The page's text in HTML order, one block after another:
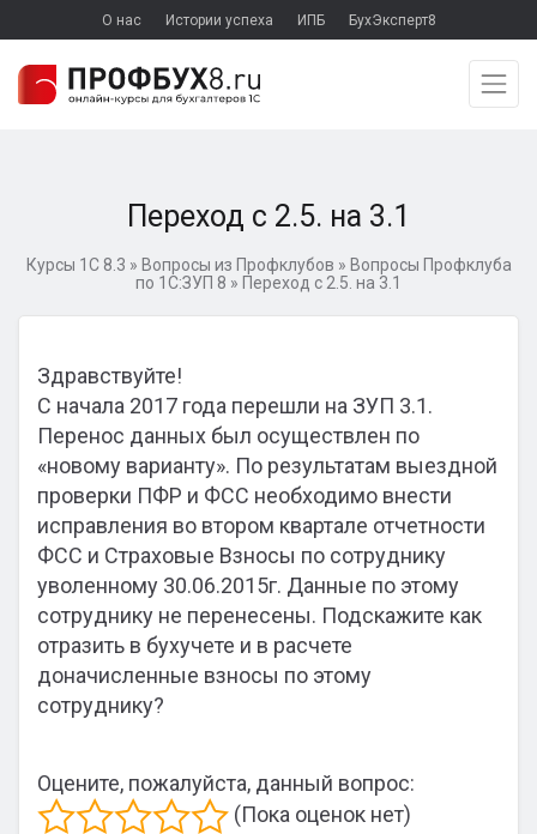
О нас Истории успеха ИПБ БухЭксперт8
Переход с 2.5. на 3.1
Курсы 1С 8.3 » Вопросы из Профклубов » Вопросы Профклуба
по 1С:ЗУП 8 » Переход с 2.5. на 3.1
Здравствуйте!
С начала 2017 года перешли на ЗУП 3.1.
Перенос данных был осуществлен по
«новому варианту». По результатам выездной
проверки ПФР и ФСС необходимо внести
исправления во втором квартале отчетности
ФСС и Страховые Взносы по сотруднику
уволенному 30.06.2015г. Данные по этому
сотруднику не перенесены. Подскажите как
отразить в бухучете и в расчете
доначисленные взносы по этому
сотруднику?
Оцените, пожалуйста, данный вопрос:
(Пока оценок нет)